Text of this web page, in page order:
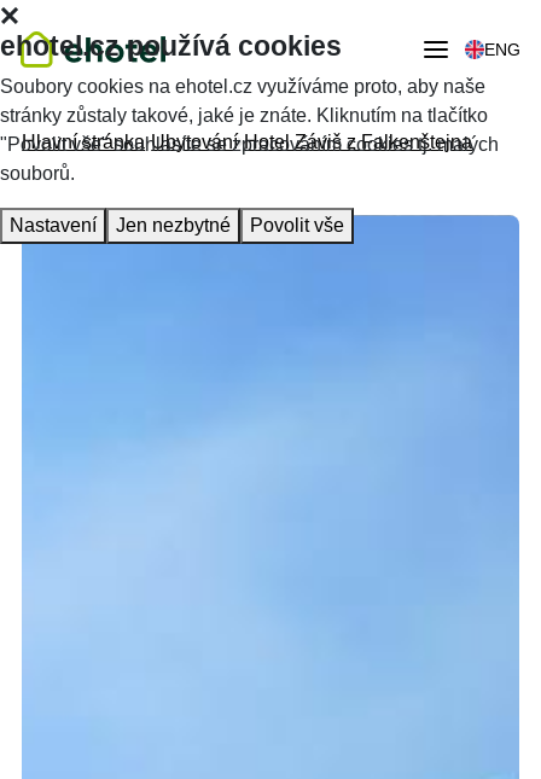
ENG
Hlavní stránka Ubytování Hotel Záviš z Falkenštejna
ehotel.cz používá cookies
Soubory cookies na ehotel.cz využíváme proto, aby naše
stránky zůstaly takové, jaké je znáte. Kliknutím na tlačítko
"Povolit vše" souhlasíte se zpracováním cookies tj. malých
souborů.
Nastavení Jen nezbytné Povolit vše